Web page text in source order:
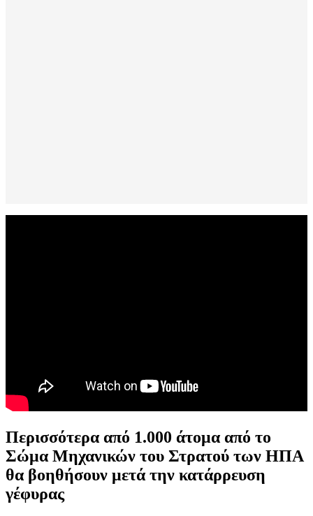
Περισσότερα από 1.000 άτομα από το
Σώμα Μηχανικών του Στρατού των ΗΠΑ
θα βοηθήσουν μετά την κατάρρευση
γέφυρας